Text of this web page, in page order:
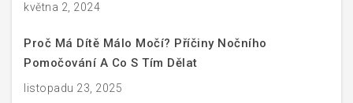
května 2, 2024
Proč Má Dítě Málo Močí? Příčiny Nočního
Pomočování A Co S Tím Dělat
listopadu 23, 2025